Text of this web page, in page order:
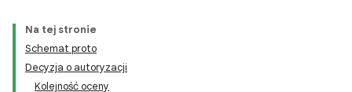
Na tej stronie
Schemat proto
Decyzja o autoryzacji
Kolejność oceny